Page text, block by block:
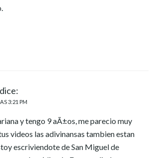
dice:
3:21 PM
y tengo 9 aÃ±os, me parecio muy
videos las adivinansas tambien estan
escriviendote de San Miguel de